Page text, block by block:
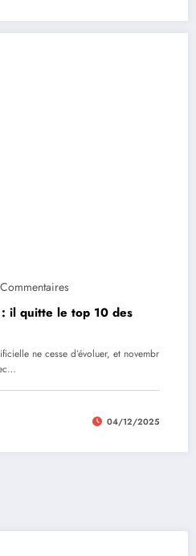
: il quitte le top 10 des
ne cesse d’évoluer, et novembr
04/12/2025